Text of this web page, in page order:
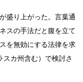
盛り上がった。言葉通
スの手法だと腹を立て
を無効にする法律を求
カ州含む）で検討さ